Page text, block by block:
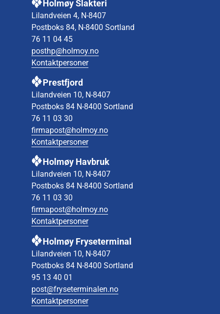
Holmøy Slakteri
Lilandveien 4, N-8407
Postboks 84, N-8400 Sortland
76 11 04 45
posthp@holmoy.no
Kontaktpersoner
Prestfjord
Lilandveien 10, N-8407
Postboks 84 N-8400 Sortland
76 11 03 30
firmapost@holmoy.no
Kontaktpersoner
Holmøy Havbruk
Lilandveien 10, N-8407
Postboks 84 N-8400 Sortland
76 11 03 30
firmapost@holmoy.no
Kontaktpersoner
Holmøy Fryseterminal
Lilandveien 10, N-8407
Postboks 84 N-8400 Sortland
95 13 40 01
post@fryseterminalen.no
Kontaktpersoner